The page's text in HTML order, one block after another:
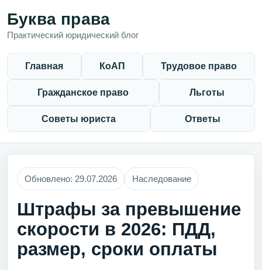
Буква права
Практический юридический блог
Главная КоАП Трудовое право
Гражданское право Льготы
Советы юриста Ответы
Обновлено: 29.07.2026 Наследование
Штрафы за превышение
скорости в 2026: ПДД,
размер, сроки оплаты